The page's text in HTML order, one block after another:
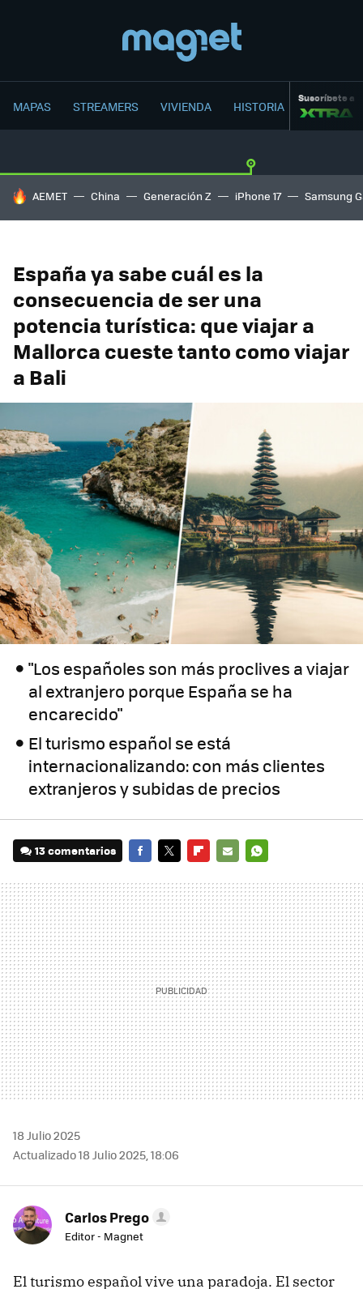
MAPAS STREAMERS VIVIENDA HISTORIA Suscríbete a
HOY SE HABLA DE
AEMET China Generación Z iPhone 17 Samsung
España ya sabe cuál es la
consecuencia de ser una
potencia turística: que viajar a
Mallorca cueste tanto como viajar
a Bali
"Los españoles son más proclives a viajar
al extranjero porque España se ha
encarecido"
El turismo español se está
internacionalizando: con más clientes
extranjeros y subidas de precios
13 comentarios
MAIL
18 Julio 2025
Actualizado 18 Julio 2025, 18:06
Carlos Prego
Editor - Magnet
El turismo español vive una paradoja. El sector